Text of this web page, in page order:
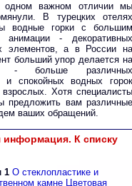
одном важном отличии мы
В турецких отелях
водные горки с большим
анимации - декоративных
элементов, а в России на
больший упор делается на
- больше различных
и спокойных водных горок
Хотя специалисты
предложить вам различные
ваших обращений.
информация. К списку
1 О стеклопластике и
камне Цветовая